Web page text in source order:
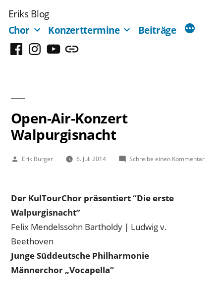
Inhalt
springen
Eriks Blog
Chor
Konzerttermine Beiträge
FacebookInstagram
YouTubeMastodon
Open-Air-Konzert
Walpurgisnacht
Veröffentlicht
Erik Burger 6. Juli 2014 Schreibe einen Kommentarzu
Der KulTourChor präsentiert “Die erste
Walpurgisnacht”
Felix Mendelssohn Bartholdy | Ludwig v.
Beethoven
Junge Süddeutsche Philharmonie
Männerchor „Vocapella“